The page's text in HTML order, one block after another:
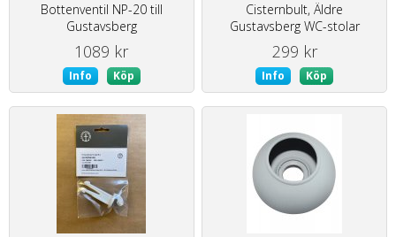
Bottenventil NP-20 till
Gustavsberg
1089 kr
Info Köp
Cisternbult, Äldre
Gustavsberg WC-stolar
299 kr
Info Köp